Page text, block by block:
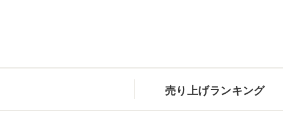
売り上げランキング